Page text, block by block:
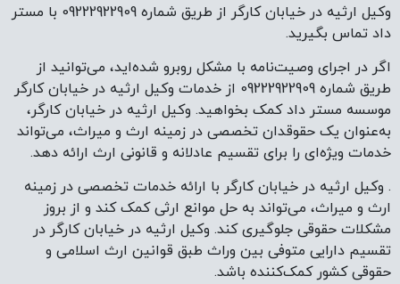
وکیل ارثیه در خیابان کارگر از طریق شماره 09222922909 با مستر
داد تماس بگیرید.
اگر در اجرای وصیت‌نامه با مشکل روبرو شده‌اید، می‌توانید از
طریق شماره 09222922909 از خدمات وکیل ارثیه در خیابان کارگر
موسسه مستر داد کمک بخواهید. وکیل ارثیه در خیابان کارگر،
به‌عنوان یک حقوقدان تخصصی در زمینه ارث و میراث، می‌تواند
خدمات ویژه‌ای را برای تقسیم عادلانه و قانونی ارث ارائه دهد.
. وکیل ارثیه در خیابان کارگر با ارائه خدمات تخصصی در زمینه
ارث و میراث، می‌تواند به حل موانع ارثی کمک کند و از بروز
مشکلات حقوقی جلوگیری کند. وکیل ارثیه در خیابان کارگر در
تقسیم دارایی متوفی بین وراث طبق قوانین ارث اسلامی و
حقوقی کشور کمک‌کننده باشد.